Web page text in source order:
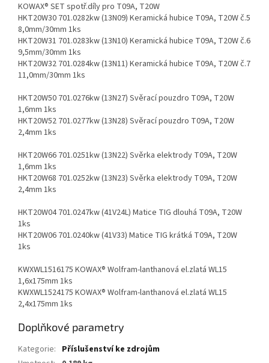
KOWAX® SET spotř.díly pro T09A, T20W
HKT20W30 701.0282kw (13N09) Keramická hubice T09A, T20W č.5
8,0mm/30mm 1ks
HKT20W31 701.0283kw (13N10) Keramická hubice T09A, T20W č.6
9,5mm/30mm 1ks
HKT20W32 701.0284kw (13N11) Keramická hubice T09A, T20W č.7
11,0mm/30mm 1ks
HKT20W50 701.0276kw (13N27) Svěrací pouzdro T09A, T20W
1,6mm 1ks
HKT20W52 701.0277kw (13N28) Svěrací pouzdro T09A, T20W
2,4mm 1ks
HKT20W66 701.0251kw (13N22) Svěrka elektrody T09A, T20W
1,6mm 1ks
HKT20W68 701.0252kw (13N23) Svěrka elektrody T09A, T20W
2,4mm 1ks
HKT20W04 701.0247kw (41V24L) Matice TIG dlouhá T09A, T20W
1ks
HKT20W06 701.0240kw (41V33) Matice TIG krátká T09A, T20W
1ks
KWXWL1516175 KOWAX® Wolfram-lanthanová el.zlatá WL15
1,6x175mm 1ks
KWXWL1524175 KOWAX® Wolfram-lanthanová el.zlatá WL15
2,4x175mm 1ks
Doplňkové parametry
Kategorie: Příslušenství ke zdrojům